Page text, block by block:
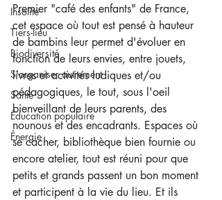
Insolite
Tiers-lieu
Biodiversité
S'organiser autrement
Santé
Éducation populaire
Énergie
Premier "café des enfants" de France,
cet espace où tout est pensé à hauteur
de bambins leur permet d'évoluer en
fonction de leurs envies, entre jouets,
livres et activités ludiques et/ou
pédagogiques, le tout, sous l'oeil
bienveillant de leurs parents, des
nounous et des encadrants. Espaces où
se cacher, bibliothèque bien fournie ou
encore atelier, tout est réuni pour que
petits et grands passent un bon moment
et participent à la vie du lieu. Et ils